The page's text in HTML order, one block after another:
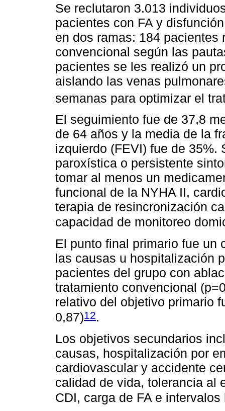
Se reclutaron 3.013
pacientes con FA y
en dos ramas: 184
convencional según las
pacientes se les realizó un
aislando las venas
semanas para optimizar el
El seguimiento fue de 37,8
de 64 años y la media de la
izquierdo (FEVI) fue de 35%.
paroxística o persistente
tomar al menos un
funcional de la NYHA II,
terapia de resincronización
capacidad de monitoreo
El punto final primario fue un
las causas u hospitalización
pacientes del grupo con
tratamiento convencional
relativo del objetivo primario
0,87)12.
Los objetivos secundarios
causas, hospitalización por
cardiovascular y accidente
calidad de vida, tolerancia al
CDI, carga de FA e intervalos